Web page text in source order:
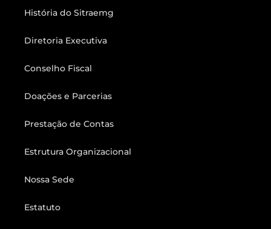
História do Sitraemg
Diretoria Executiva
Conselho Fiscal
Doações e Parcerias
Prestação de Contas
Estrutura Organizacional
Nossa Sede
Estatuto